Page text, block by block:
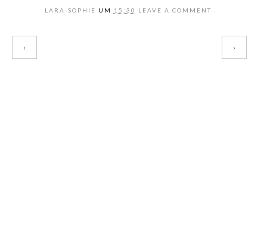
LARA-SOPHIE UM 15:30 LEAVE A COMMENT
‹ ›